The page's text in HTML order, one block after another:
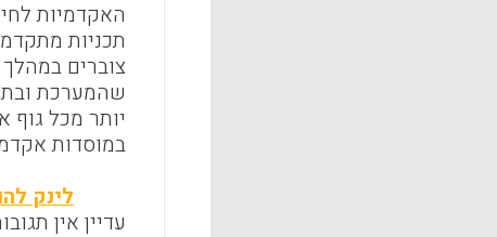
האקדמיות
תכניות
צוברים
שהמערכת
יותר מכל גוף
במוסדות
לינק
עדיין אין